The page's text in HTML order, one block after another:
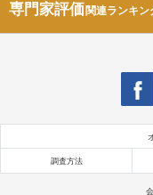
専門家評価関連ランキン
調査方法